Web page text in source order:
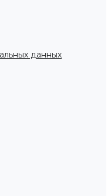
данных